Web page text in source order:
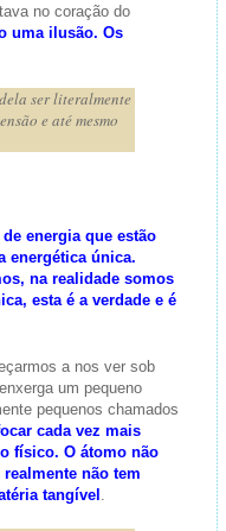
no coração do
uma ilusão. Os
ser literalmente
e até mesmo
energia que estão
energética única.
na realidade somos
esta é a verdade e é
a nos ver sob
um pequeno
pequenos chamados
cada vez mais
físico. O átomo não
não tem
tangível